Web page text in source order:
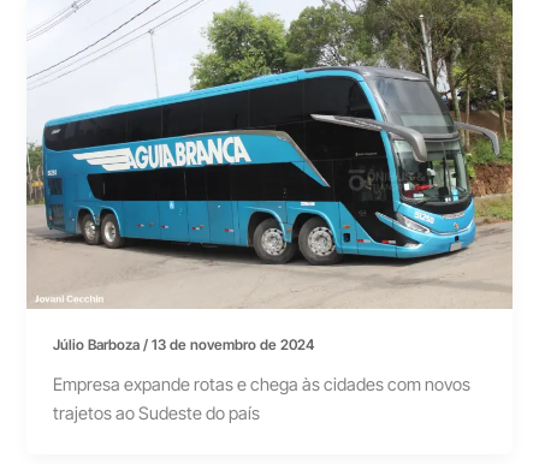
Júlio Barboza/13 de novembro de 2024
Empresa expande rotas e chega às cidades com novos
trajetos ao Sudeste do país